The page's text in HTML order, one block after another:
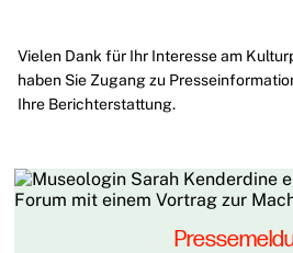
Vielen Dank für Ihr Interesse am
haben Sie Zugang zu
Ihre Berichterstattung.